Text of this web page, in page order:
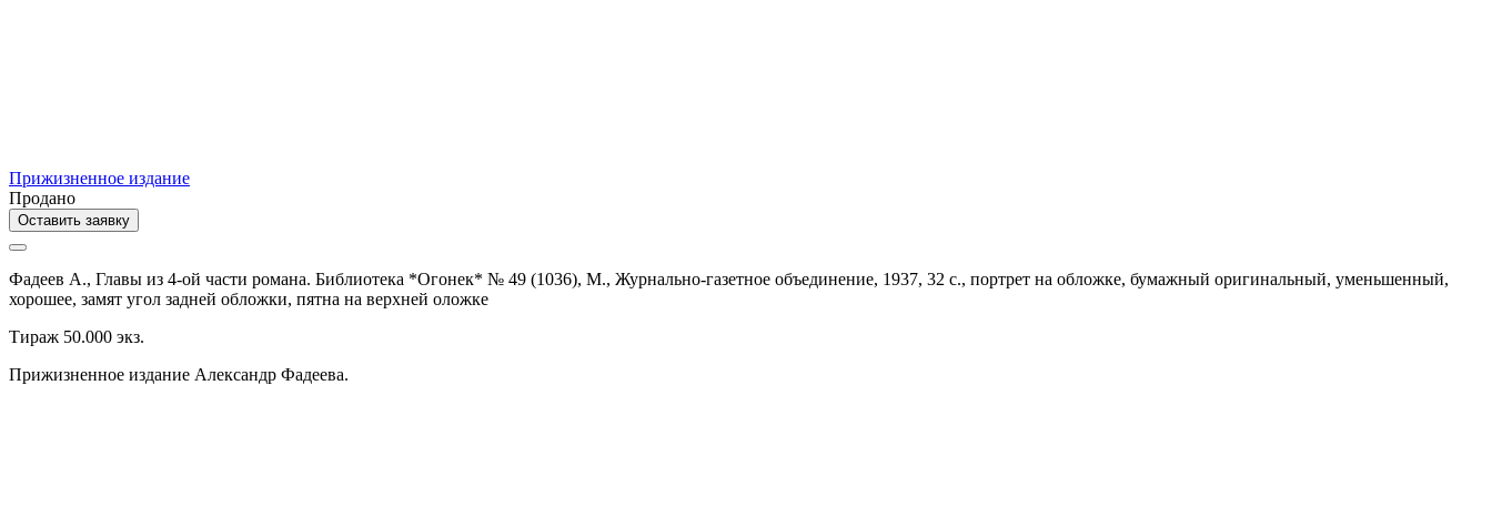
Прижизненное издание
Продано
Оставить заявку
Фадеев А., Главы из 4-ой части романа. Библиотека *Огонек* № 49 (1036), М., Журнально-газетное объединение, 1937, 32 с., портрет на обложке, бумажный оригинальный, уменьшенный,
хорошее, замят угол задней обложки, пятна на верхней оложке
Тираж 50.000 экз.
Прижизненное издание Александр Фадеева.